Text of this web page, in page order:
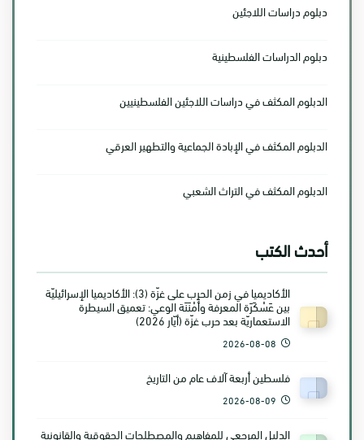
دبلوم دراسات اللاجئين
دبلوم الدراسات الفلسطينية
الدبلوم المكثف في دراسات اللاجئين الفلسطينيين
الدبلوم المكثف في الإبادة الجماعية والتطهير العرقي
الدبلوم المكثف في التراث الشعبي
أحدث الكتب
الأكاديميا في زمن الحرب على غزّة (3): الأكاديميا الإسرائيليّة
بين عَسْكَرَة المعرفة وأَمْنَنَة الوعي: تعميق السيطرة
الاستعماريّة بعد حرب غزّة (أيّار 2026)
2026-08-08
فلسطين أربعة آلاف عام من التاريخ
2026-08-09
الدليل المرجعي للمفاهيم والمصطلحات الحقوقية والقانونية